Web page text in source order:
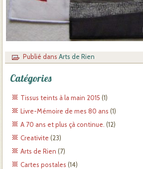
Publié dans Arts de Rien
Catégories
Tissus teints à la main 2015 (1)
Livre-Mémoire de mes 80 ans (1)
A 70 ans et plus çà continue. (12)
Creativite (23)
Arts de Rien (7)
Cartes postales (14)